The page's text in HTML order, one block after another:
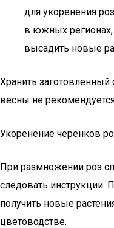
для укоренения
в южных
высадить новые
Хранить
весны не
Укоренение черенков
При размножении роз
следовать
получить новые
цветоводстве.